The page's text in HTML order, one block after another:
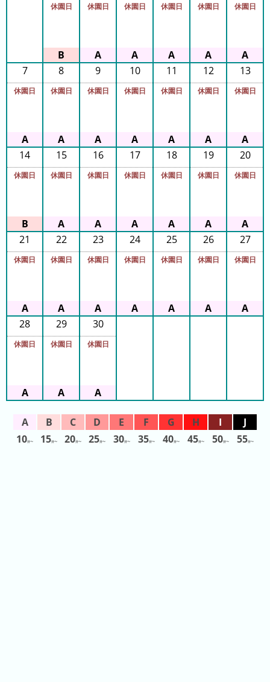
フ
混
雑
直
近
日
日
3
4
日
前
休園日 休園日 休園日 休園日 休園日 休園日
7
休園日
8
休園日
9
休園日
10
休園日
11
休園日
12
休園日
13
休園日
14
休園日
15
休園日
16
休園日
17
休園日
18
休園日
19
休園日
20
休園日
21
休園日
22
休園日
23
休園日
24
休園日
25
休園日
26
休園日
27
休園日
28
休園日
29
休園日
30
休園日
10分〜 15分〜 20分〜 25分〜 30分〜 35分〜 40分〜 45分〜 50分〜 55分〜